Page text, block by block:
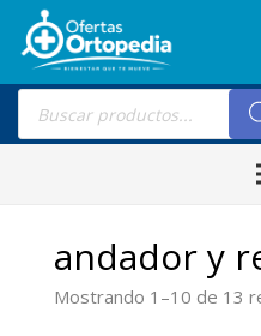
Búsqueda
productos
andador y
Mostrando 1–10 de 13